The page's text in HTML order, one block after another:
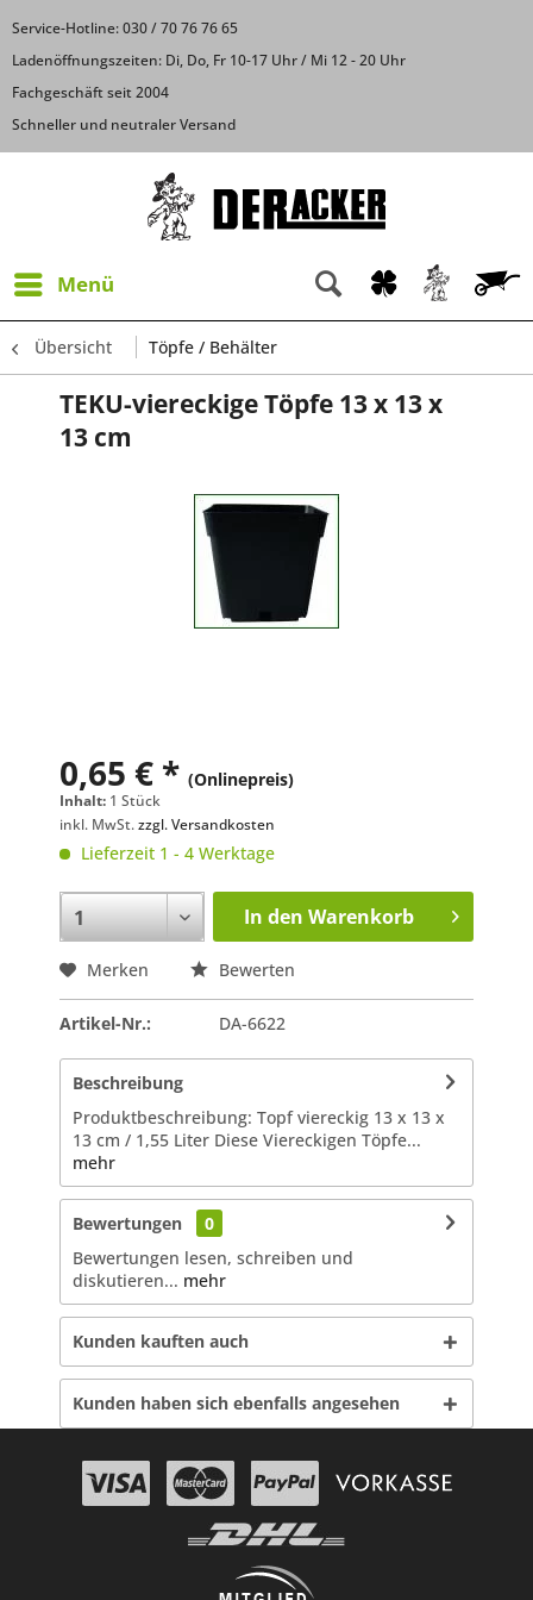
Service-Hotline: 030 / 70 76 76 65
Ladenöffnungszeiten: Di, Do, Fr 10-17 Uhr / Mi 12 - 20 Uhr
Fachgeschäft seit 2004
Schneller und neutraler Versand
Menü
Übersicht Töpfe / Behälter
TEKU-viereckige Töpfe 13 x 13 x
13 cm
0,65 € * (Onlinepreis)
Inhalt: 1 Stück
inkl. MwSt.zzgl. Versandkosten
Lieferzeit 1 - 4 Werktage
In den Warenkorb
Merken Bewerten
Artikel-Nr.: DA-6622
Beschreibung
Produktbeschreibung: Topf viereckig 13 x 13 x
13 cm / 1,55 Liter Diese Viereckigen Töpfe...
mehr
Bewertungen
0
Bewertungen lesen, schreiben und
diskutieren... mehr
Kunden kauften auch
Kunden haben sich ebenfalls angesehen